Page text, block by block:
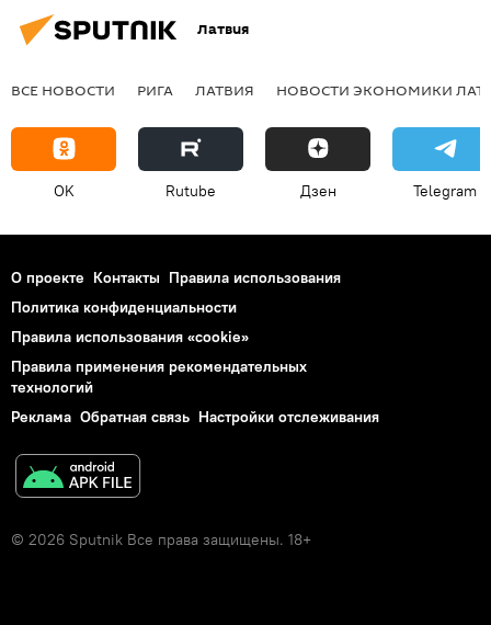
Латвия
ВСЕ НОВОСТИ РИГА ЛАТВИЯ НОВОСТИ ЭКОНОМИКИ
OK Rutube Дзен Telegram
О проекте Контакты Правила использования
Политика конфиденциальности
Правила использования «cookie»
Правила применения рекомендательных
технологий
Реклама Обратная связь Настройки отслеживания
© 2026 Sputnik Все права защищены. 18+